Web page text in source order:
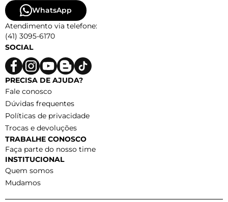
WhatsApp
Atendimento via telefone:
(41) 3095-6170
SOCIAL
PRECISA DE AJUDA?
Fale conosco
Dúvidas frequentes
Políticas de privacidade
Trocas e devoluções
TRABALHE CONOSCO
Faça parte do nosso time
INSTITUCIONAL
Quem somos
Mudamos